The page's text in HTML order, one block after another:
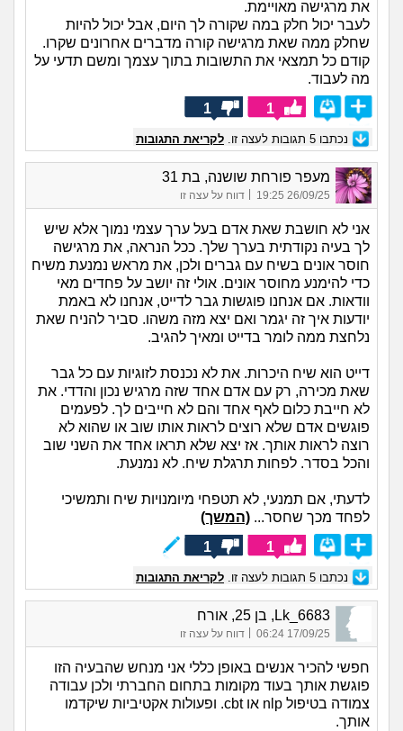
את מרגישה מאויימת.
לעבר יכול חלק במה שקורה לך היום, אבל יכול להיות
שחלק ממה שאת מרגישה קורה מדברים אחרונים שקרו.
קודם כל תמצאי את התשובות בתוך עצמך ומשם תדעי על
מה לעבוד.
1
1
נכתבו 5 תגובות לעצה זו. לקריאת התגובות
מעפר פורחת שושנה, בת 31
26/09/25 19:25 דווח על עצה זו
אני לא חושבת שאת אדם בעל ערך עצמי נמוך אלא שיש
לך בעיה נקודתית בערך שלך. ככל הנראה, את מרגישה
חוסר אונים בשיח עם גברים ולכן, את מראש נמנעת משיח
כדי להימנע מחוסר אונים. אולי זה יושב על פחדים מאי
וודאות. אם אנחנו פוגשות גבר לדייט, אנחנו לא באמת
יודעות איך זה יגמר ואם יצא מזה משהו. סביר להניח שאת
נלחצת ממה לומר בדייט ומאיך להגיב.
דייט הוא שיח היכרות. את לא נכנסת לזוגיות עם כל גבר
שאת מכירה, רק עם אדם אחד שזה מרגיש נכון והדדי. את
לא חייבת כלום לאף אחד והם לא חייבים לך. לפעמים
פוגשים אדם שלא רוצים לראות אותו שוב או שהוא לא
רוצה לראות אותך. אז יצא שלא תראו אחד את השני שוב
והכל בסדר. לפחות תרגלת שיח. לא נמנעת.
לדעתי, אם תמנעי, לא תטפחי מיומנויות שיח ותמשיכי
לפחד מכך שחסר... (המשך)
1
1
נכתבו 5 תגובות לעצה זו. לקריאת התגובות
Lk_6683, בן 25, אורח
17/09/25 06:24 דווח על עצה זו
חפשי להכיר אנשים באופן כללי אני מנחש שהבעיה הזו
פוגשת אותך בעוד מקומות בתחום החברתי ולכן עבודה
צמודה בטיפול nlp או cbt. ופעולות אקטיביות שיקדמו
אותך.